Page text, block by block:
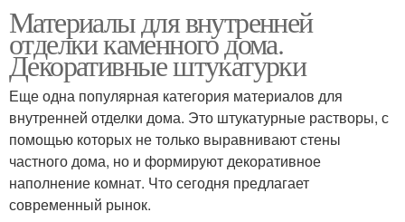
Материалы для внутренней
отделки каменного дома.
Декоративные штукатурки
Еще одна популярная категория материалов для
внутренней отделки дома. Это штукатурные растворы, с
помощью которых не только выравнивают стены
частного дома, но и формируют декоративное
наполнение комнат. Что сегодня предлагает
современный рынок.